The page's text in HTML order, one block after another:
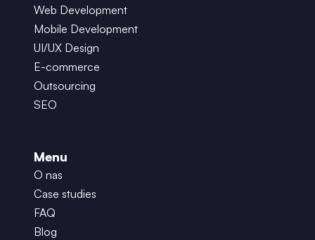
Web Development
Mobile Development
UI/UX Design
E-commerce
Outsourcing
SEO
Menu
O nas
Case studies
FAQ
Blog